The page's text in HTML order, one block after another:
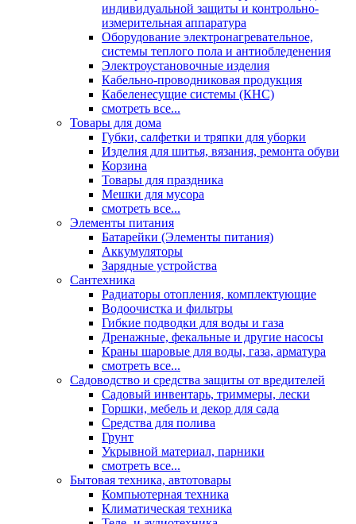
индивидуальной защиты и контрольно-
измерительная аппаратура
Оборудование электронагревательное,
системы теплого пола и антиобледенения
Электроустановочные изделия
Кабельно-проводниковая продукция
Кабеленесущие системы (КНС)
смотреть все...
Товары для дома
Губки, салфетки и тряпки для уборки
Изделия для шитья, вязания, ремонта обуви
Корзина
Товары для праздника
Мешки для мусора
смотреть все...
Элементы питания
Батарейки (Элементы питания)
Аккумуляторы
Зарядные устройства
Сантехника
Радиаторы отопления, комплектующие
Водоочистка и фильтры
Гибкие подводки для воды и газа
Дренажные, фекальные и другие насосы
Краны шаровые для воды, газа, арматура
смотреть все...
Садоводство и средства защиты от вредителей
Садовый инвентарь, триммеры, лески
Горшки, мебель и декор для сада
Средства для полива
Грунт
Укрывной материал, парники
смотреть все...
Бытовая техника, автотовары
Компьютерная техника
Климатическая техника